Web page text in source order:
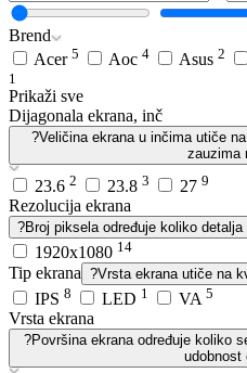
Brend
Acer 5 Aoc 4 Asus 2
1
Prikaži sve
Dijagonala ekrana, inč
?Veličina ekrana u inčima utiče
zauzima
23.6 2 23.8 3 27 9
Rezolucija ekrana
?Broj piksela određuje koliko
1920x1080 14
Tip ekrana ?Vrsta ekrana utiče na
IPS 8 LED 1 VA 5
Vrsta ekrana
?Površina ekrana određuje koliko
udobnost